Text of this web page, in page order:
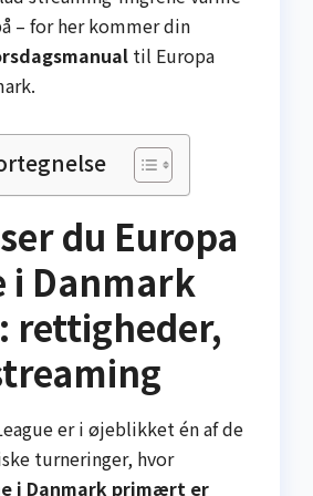
– for her kommer din
til Europa
du Europa
i Danmark
rettigheder,
er i øjeblikket én af de
turneringer, hvor
i Danmark primært er